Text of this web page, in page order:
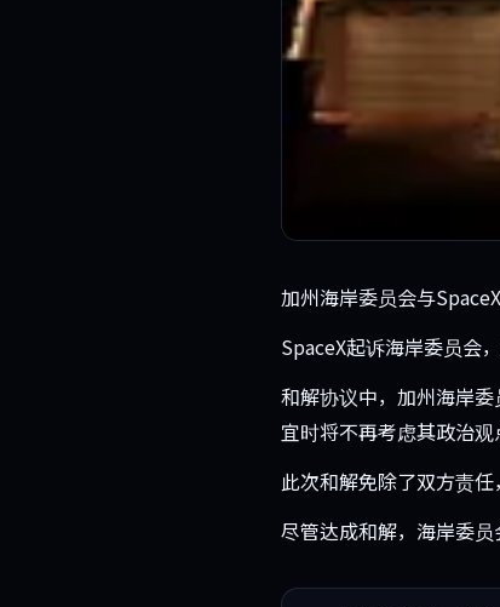
加州海岸委员会与
SpaceX起诉海岸委员会
和解协议中，加州海岸
宜时将不再考虑其政治观
此次和解免除了双方责
尽管达成和解，海岸委员